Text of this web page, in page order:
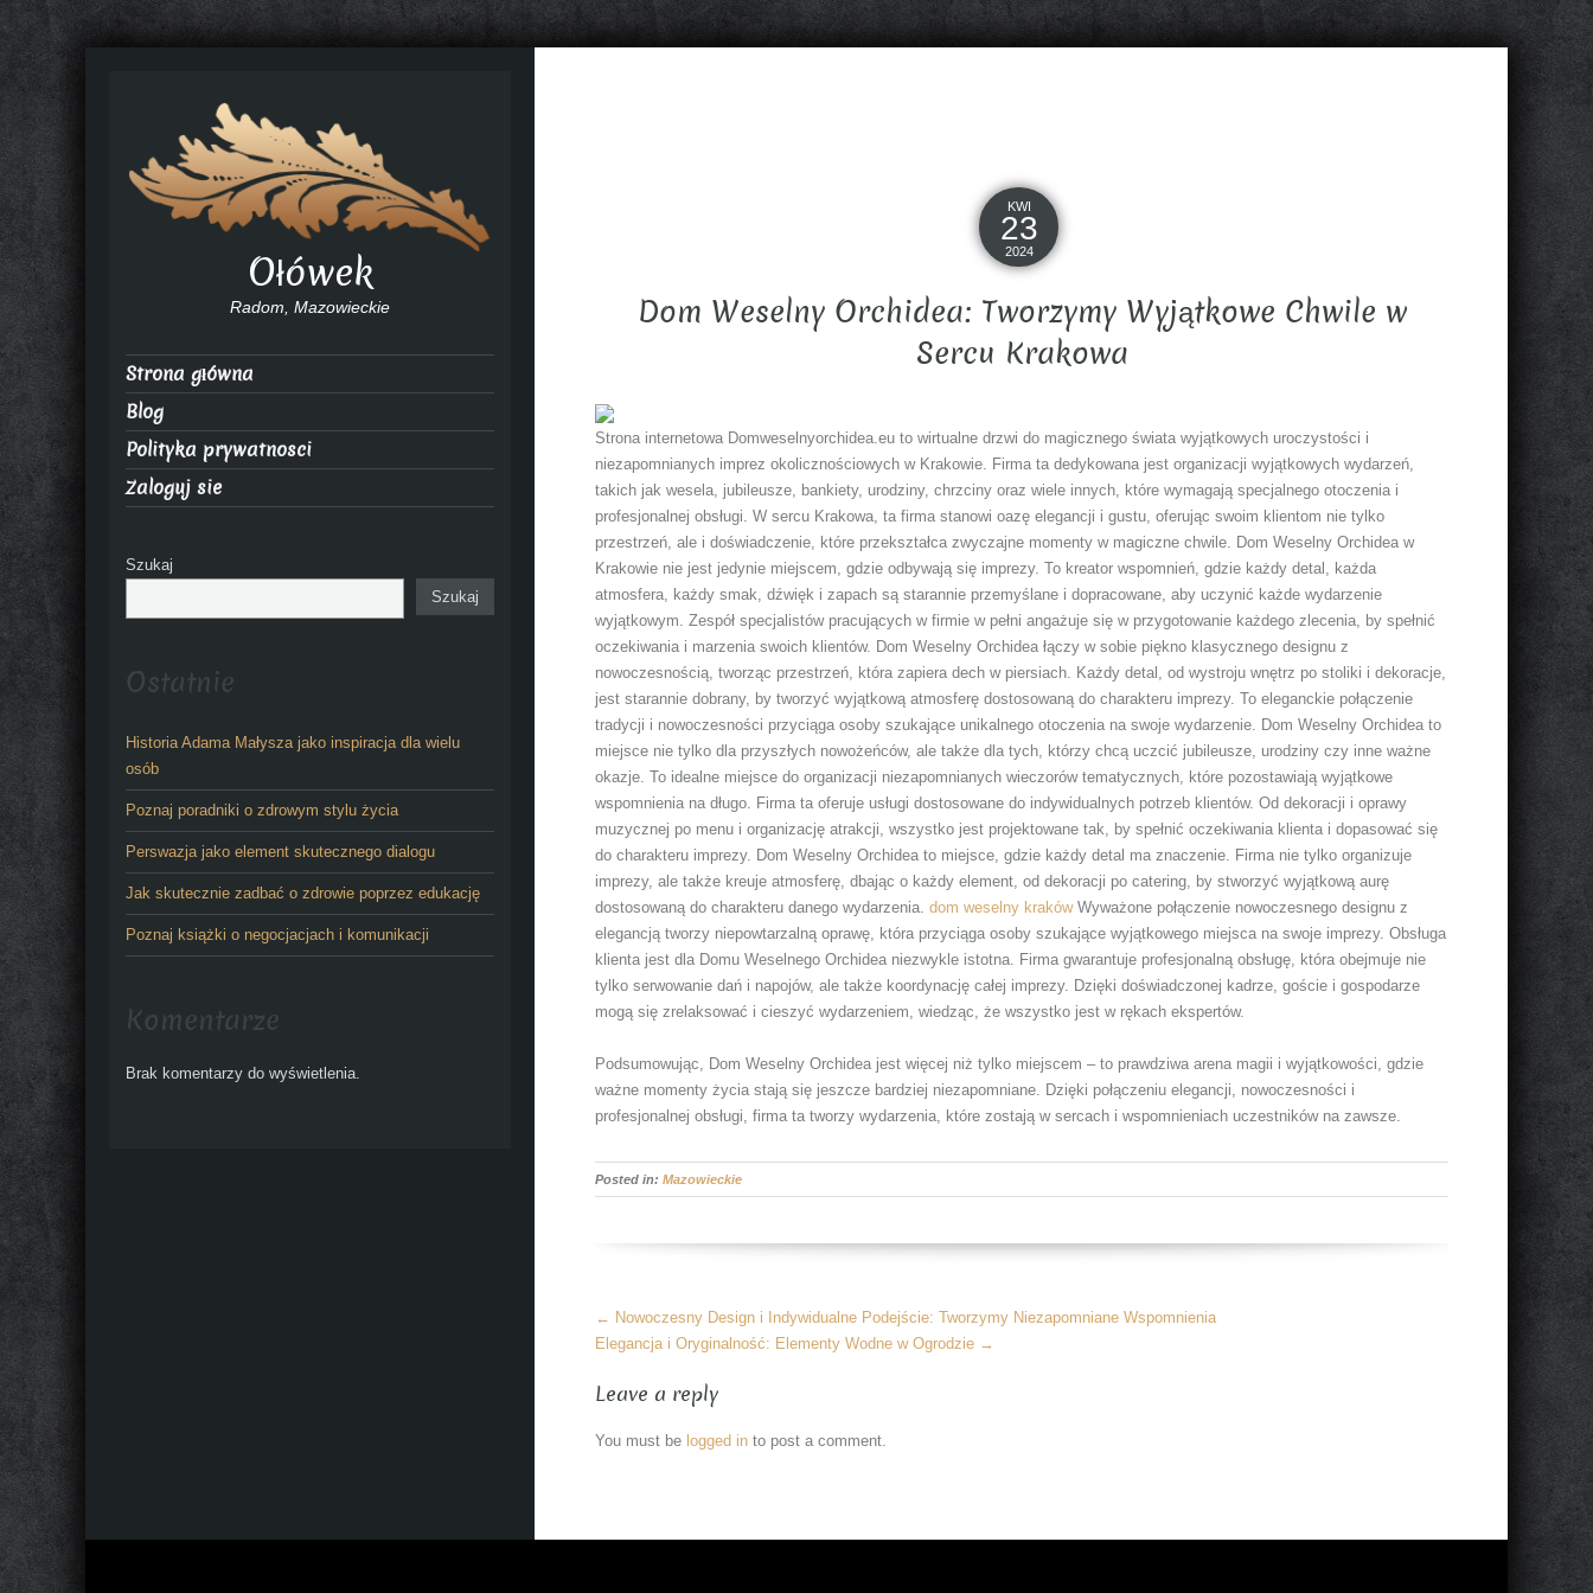
KWI
23
2024
Dom Weselny Orchidea: Tworzymy Wyjątkowe Chwile w
Sercu Krakowa
Strona internetowa Domweselnyorchidea.eu to wirtualne drzwi do magicznego świata wyjątkowych uroczystości i
niezapomnianych imprez okolicznościowych w Krakowie. Firma ta dedykowana jest organizacji wyjątkowych wydarzeń,
takich jak wesela, jubileusze, bankiety, urodziny, chrzciny oraz wiele innych, które wymagają specjalnego otoczenia i
profesjonalnej obsługi. W sercu Krakowa, ta firma stanowi oazę elegancji i gustu, oferując swoim klientom nie tylko
przestrzeń, ale i doświadczenie, które przekształca zwyczajne momenty w magiczne chwile. Dom Weselny Orchidea w
Krakowie nie jest jedynie miejscem, gdzie odbywają się imprezy. To kreator wspomnień, gdzie każdy detal, każda
atmosfera, każdy smak, dźwięk i zapach są starannie przemyślane i dopracowane, aby uczynić każde wydarzenie
wyjątkowym. Zespół specjalistów pracujących w firmie w pełni angażuje się w przygotowanie każdego zlecenia, by spełnić
oczekiwania i marzenia swoich klientów. Dom Weselny Orchidea łączy w sobie piękno klasycznego designu z
nowoczesnością, tworząc przestrzeń, która zapiera dech w piersiach. Każdy detal, od wystroju wnętrz po stoliki i dekoracje,
jest starannie dobrany, by tworzyć wyjątkową atmosferę dostosowaną do charakteru imprezy. To eleganckie połączenie
tradycji i nowoczesności przyciąga osoby szukające unikalnego otoczenia na swoje wydarzenie. Dom Weselny Orchidea to
miejsce nie tylko dla przyszłych nowożeńców, ale także dla tych, którzy chcą uczcić jubileusze, urodziny czy inne ważne
okazje. To idealne miejsce do organizacji niezapomnianych wieczorów tematycznych, które pozostawiają wyjątkowe
wspomnienia na długo. Firma ta oferuje usługi dostosowane do indywidualnych potrzeb klientów. Od dekoracji i oprawy
muzycznej po menu i organizację atrakcji, wszystko jest projektowane tak, by spełnić oczekiwania klienta i dopasować się
do charakteru imprezy. Dom Weselny Orchidea to miejsce, gdzie każdy detal ma znaczenie. Firma nie tylko organizuje
imprezy, ale także kreuje atmosferę, dbając o każdy element, od dekoracji po catering, by stworzyć wyjątkową aurę
dostosowaną do charakteru danego wydarzenia.dom weselny krakówWyważone połączenie nowoczesnego designu z
elegancją tworzy niepowtarzalną oprawę, która przyciąga osoby szukające wyjątkowego miejsca na swoje imprezy. Obsługa
klienta jest dla Domu Weselnego Orchidea niezwykle istotna. Firma gwarantuje profesjonalną obsługę, która obejmuje nie
tylko serwowanie dań i napojów, ale także koordynację całej imprezy. Dzięki doświadczonej kadrze, goście i gospodarze
mogą się zrelaksować i cieszyć wydarzeniem, wiedząc, że wszystko jest w rękach ekspertów.
Podsumowując, Dom Weselny Orchidea jest więcej niż tylko miejscem – to prawdziwa arena magii i wyjątkowości, gdzie
ważne momenty życia stają się jeszcze bardziej niezapomniane. Dzięki połączeniu elegancji, nowoczesności i
profesjonalnej obsługi, firma ta tworzy wydarzenia, które zostają w sercach i wspomnieniach uczestników na zawsze.
Posted in:Mazowieckie
More
Articles
← Nowoczesny Design i Indywidualne Podejście: Tworzymy Niezapomniane Wspomnienia
Elegancja i Oryginalność: Elementy Wodne w Ogrodzie →
Leave a reply
You must be logged in to post a comment.
Ołówek
Radom, Mazowieckie
Strona główna
Blog
Polityka prywatnosci
Zaloguj sie
Szukaj
Szukaj
Ostatnie
Historia Adama Małysza jako inspiracja dla wielu
osób
Poznaj poradniki o zdrowym stylu życia
Perswazja jako element skutecznego dialogu
Jak skutecznie zadbać o zdrowie poprzez edukację
Poznaj książki o negocjacjach i komunikacji
Komentarze
Brak komentarzy do wyświetlenia.